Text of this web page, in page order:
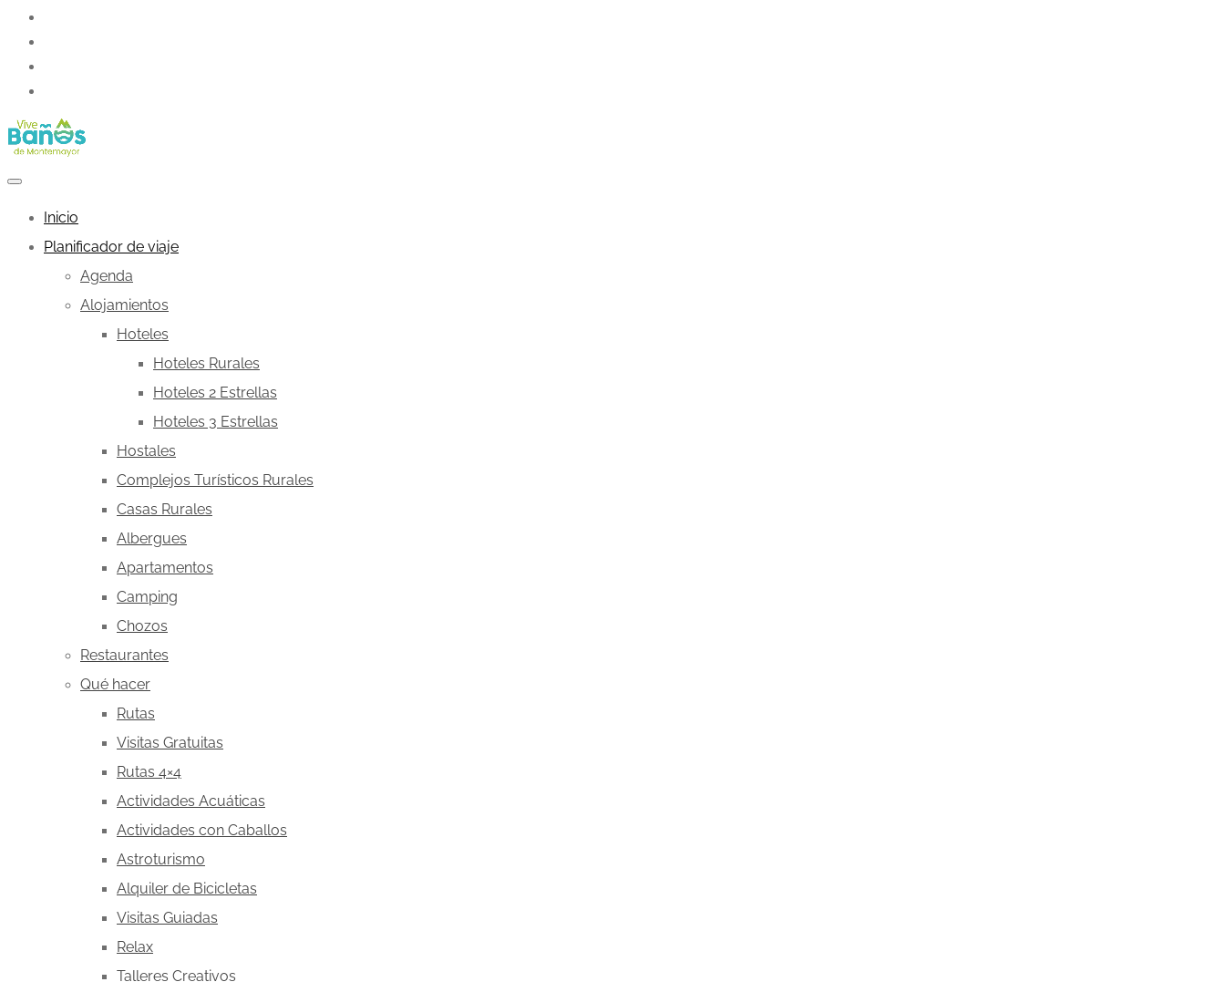
Inicio
Planificador de viaje
Agenda
Alojamientos
Hoteles
Hoteles Rurales
Hoteles 2 Estrellas
Hoteles 3 Estrellas
Hostales
Complejos Turísticos Rurales
Casas Rurales
Albergues
Apartamentos
Camping
Chozos
Restaurantes
Qué hacer
Rutas
Visitas Gratuitas
Rutas 4×4
Actividades Acuáticas
Actividades con Caballos
Astroturismo
Alquiler de Bicicletas
Visitas Guiadas
Relax
Talleres Creativos